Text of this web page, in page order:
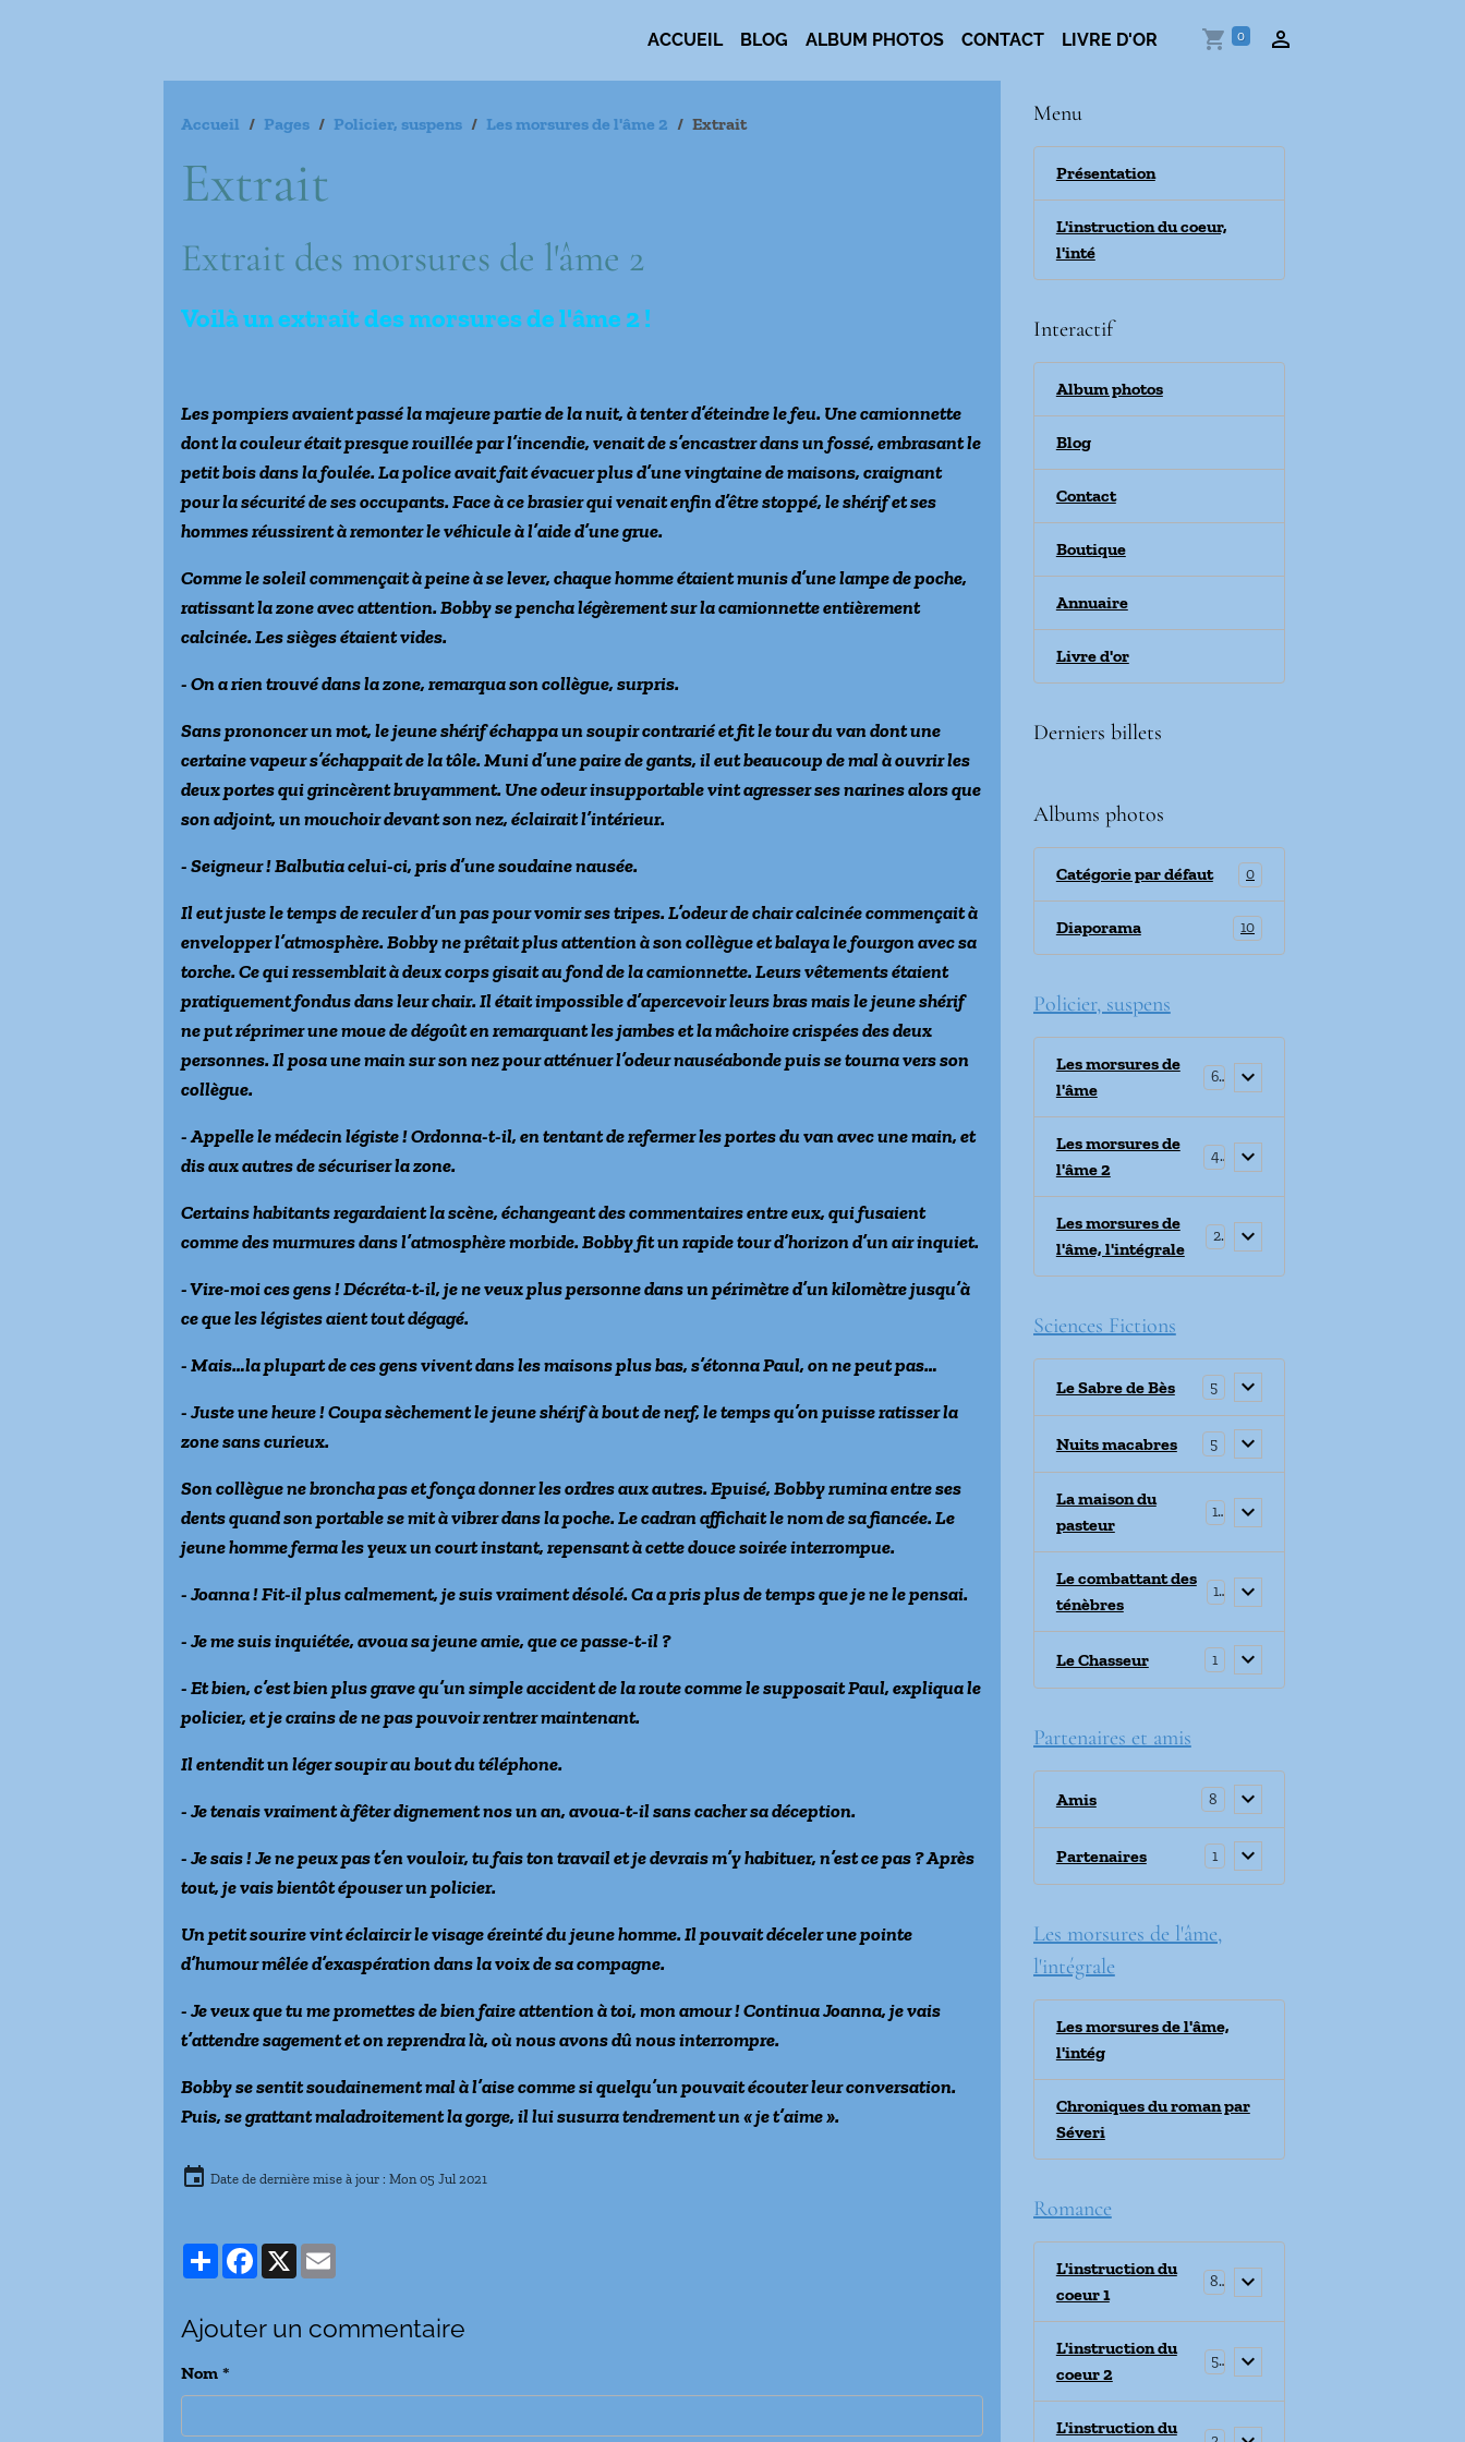
ACCUEIL BLOG ALBUM PHOTOS CONTACT LIVRE D'OR 0
Accueil Pages Policier, suspens Les morsures de l'âme 2 Extrait
Extrait
Extrait des morsures de l'âme 2
Voilà un extrait des morsures de l'âme 2 !
Les pompiers avaient passé la majeure partie de la nuit, à tenter d’éteindre le feu. Une camionnette
dont la couleur était presque rouillée par l’incendie, venait de s’encastrer dans un fossé, embrasant le
petit bois dans la foulée. La police avait fait évacuer plus d’une vingtaine de maisons, craignant
pour la sécurité de ses occupants. Face à ce brasier qui venait enfin d’être stoppé, le shérif et ses
hommes réussirent à remonter le véhicule à l’aide d’une grue.
Comme le soleil commençait à peine à se lever, chaque homme étaient munis d’une lampe de poche,
ratissant la zone avec attention. Bobby se pencha légèrement sur la camionnette entièrement
calcinée. Les sièges étaient vides.
- On a rien trouvé dans la zone, remarqua son collègue, surpris.
Sans prononcer un mot, le jeune shérif échappa un soupir contrarié et fit le tour du van dont une
certaine vapeur s’échappait de la tôle. Muni d’une paire de gants, il eut beaucoup de mal à ouvrir les
deux portes qui grincèrent bruyamment. Une odeur insupportable vint agresser ses narines alors que
son adjoint, un mouchoir devant son nez, éclairait l’intérieur.
- Seigneur ! Balbutia celui-ci, pris d’une soudaine nausée.
Il eut juste le temps de reculer d’un pas pour vomir ses tripes. L’odeur de chair calcinée commençait à
envelopper l’atmosphère. Bobby ne prêtait plus attention à son collègue et balaya le fourgon avec sa
torche. Ce qui ressemblait à deux corps gisait au fond de la camionnette. Leurs vêtements étaient
pratiquement fondus dans leur chair. Il était impossible d’apercevoir leurs bras mais le jeune shérif
ne put réprimer une moue de dégoût en remarquant les jambes et la mâchoire crispées des deux
personnes. Il posa une main sur son nez pour atténuer l’odeur nauséabonde puis se tourna vers son
collègue.
- Appelle le médecin légiste ! Ordonna-t-il, en tentant de refermer les portes du van avec une main, et
dis aux autres de sécuriser la zone.
Certains habitants regardaient la scène, échangeant des commentaires entre eux, qui fusaient
comme des murmures dans l’atmosphère morbide. Bobby fit un rapide tour d’horizon d’un air inquiet.
- Vire-moi ces gens ! Décréta-t-il, je ne veux plus personne dans un périmètre d’un kilomètre jusqu’à
ce que les légistes aient tout dégagé.
- Mais…la plupart de ces gens vivent dans les maisons plus bas, s’étonna Paul, on ne peut pas…
- Juste une heure ! Coupa sèchement le jeune shérif à bout de nerf, le temps qu’on puisse ratisser la
zone sans curieux.
Son collègue ne broncha pas et fonça donner les ordres aux autres. Epuisé, Bobby rumina entre ses
dents quand son portable se mit à vibrer dans la poche. Le cadran affichait le nom de sa fiancée. Le
jeune homme ferma les yeux un court instant, repensant à cette douce soirée interrompue.
- Joanna ! Fit-il plus calmement, je suis vraiment désolé. Ca a pris plus de temps que je ne le pensai.
- Je me suis inquiétée, avoua sa jeune amie, que ce passe-t-il ?
- Et bien, c’est bien plus grave qu’un simple accident de la route comme le supposait Paul, expliqua le
policier, et je crains de ne pas pouvoir rentrer maintenant.
Il entendit un léger soupir au bout du téléphone.
- Je tenais vraiment à fêter dignement nos un an, avoua-t-il sans cacher sa déception.
- Je sais ! Je ne peux pas t’en vouloir, tu fais ton travail et je devrais m’y habituer, n’est ce pas ? Après
tout, je vais bientôt épouser un policier.
Un petit sourire vint éclaircir le visage éreinté du jeune homme. Il pouvait déceler une pointe
d’humour mêlée d’exaspération dans la voix de sa compagne.
- Je veux que tu me promettes de bien faire attention à toi, mon amour ! Continua Joanna, je vais
t’attendre sagement et on reprendra là, où nous avons dû nous interrompre.
Bobby se sentit soudainement mal à l’aise comme si quelqu’un pouvait écouter leur conversation.
Puis, se grattant maladroitement la gorge, il lui susurra tendrement un « je t’aime ».
Date de dernière mise à jour : Mon 05 Jul 2021
PartagerFacebook
X
Ajouter un commentaire
Nom
Menu
Présentation
L'instruction du coeur,
l'inté
Interactif
Album photos
Blog
Contact
Boutique
Annuaire
Livre d'or
Derniers billets
Albums photos
Catégorie par défaut 0
Diaporama 10
Policier, suspens
Les morsures de
l'âme
6
Les morsures de
l'âme 2
4
Les morsures de
l'âme, l'intégrale
2
Sciences Fictions
Le Sabre de Bès 5
Nuits macabres 5
La maison du
pasteur
1
Le combattant des
ténèbres
1
Le Chasseur 1
Partenaires et amis
Amis 8
Partenaires 1
Les morsures de l'âme,
l'intégrale
Les morsures de l'âme,
l'intég
Chroniques du roman par
Séveri
Romance
L'instruction du
coeur 1
8
L'instruction du
coeur 2
5
L'instruction du